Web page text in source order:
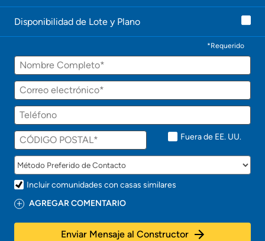
Disponibilidad de Lote y Plano
*Requerido
Fuera de EE. UU.
Incluir comunidades con casas similares
AGREGAR COMENTARIO
Enviar Mensaje al Constructor